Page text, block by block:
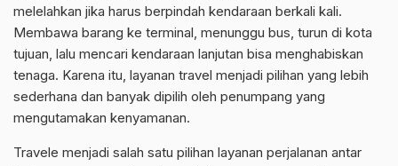
melelahkan jika harus berpindah kendaraan berkali kali.
Membawa barang ke terminal, menunggu bus, turun di kota
tujuan, lalu mencari kendaraan lanjutan bisa menghabiskan
tenaga. Karena itu, layanan travel menjadi pilihan yang lebih
sederhana dan banyak dipilih oleh penumpang yang
mengutamakan kenyamanan.
Travele menjadi salah satu pilihan layanan perjalanan antar